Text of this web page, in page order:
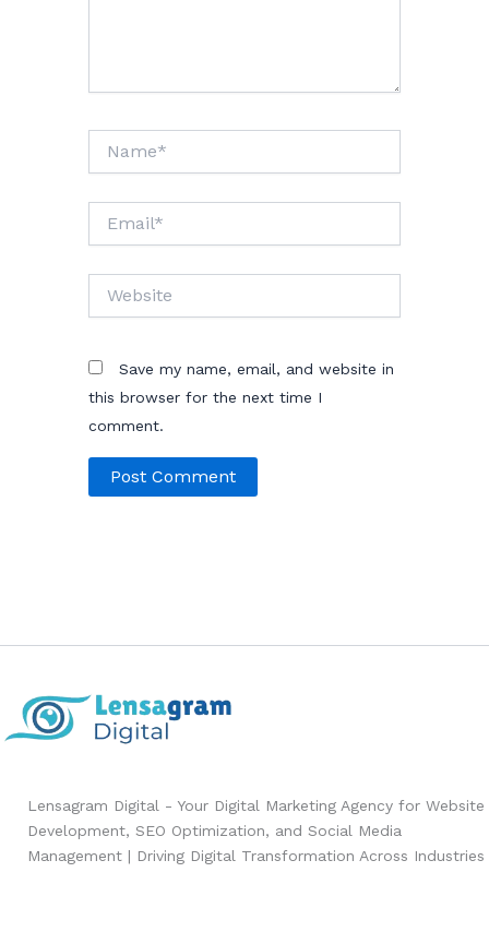
Save my name, email, and website in
this browser for the next time I
comment.
Lensagram Digital - Your Digital Marketing Agency for Website
Development, SEO Optimization, and Social Media
Management | Driving Digital Transformation Across Industries